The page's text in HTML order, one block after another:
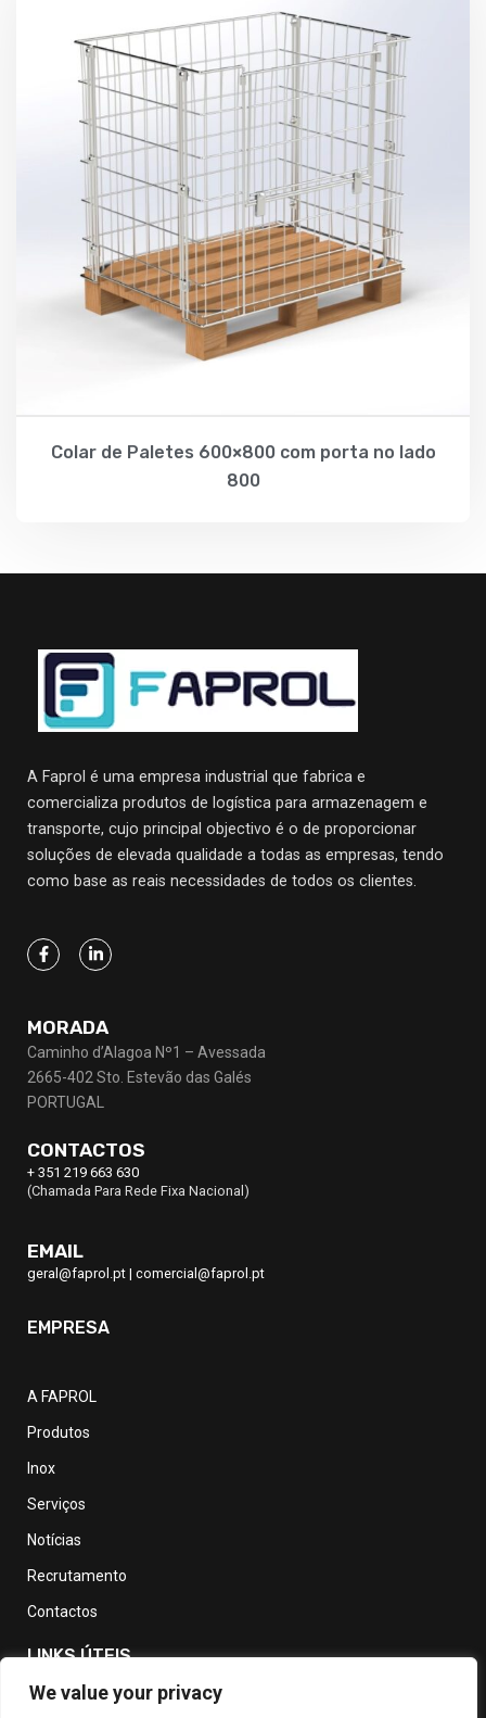
We value your privacy
Colar de Paletes 600×800 com porta no lado
800
A Faprol é uma empresa industrial que fabrica e
comercializa produtos de logística para armazenagem e
transporte, cujo principal objectivo é o de proporcionar
soluções de elevada qualidade a todas as empresas, tendo
como base as reais necessidades de todos os clientes.
MORADA
Caminho d’Alagoa Nº1 – Avessada
2665-402 Sto. Estevão das Galés
PORTUGAL
CONTACTOS
+ 351 219 663 630
(Chamada Para Rede Fixa Nacional)
EMAIL
geral@faprol.pt | comercial@faprol.pt
EMPRESA
A FAPROL
Produtos
Inox
Serviços
Notícias
Recrutamento
Contactos
LINKS ÚTEIS